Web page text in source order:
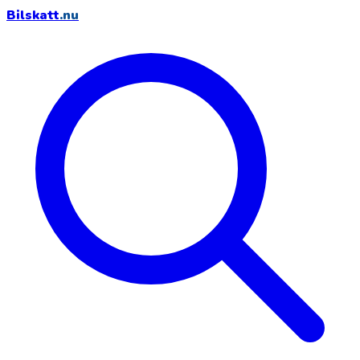
Bilskatt.nu